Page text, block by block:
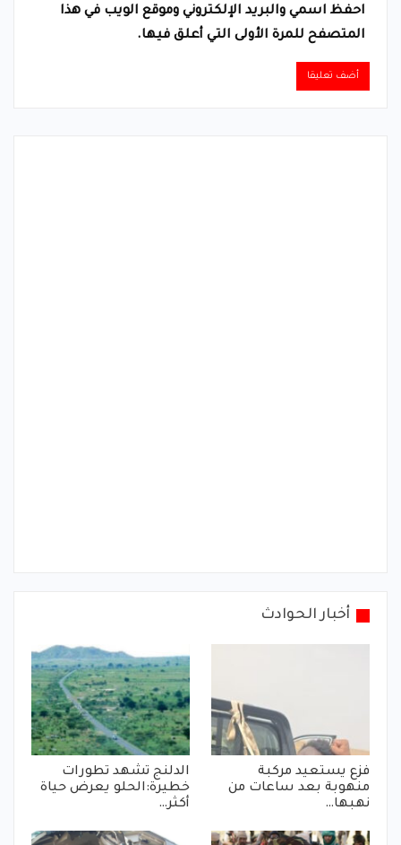
احفظ اسمي والبريد الإلكتروني وموقع الويب في هذا
المتصفح للمرة الأولى التي أعلق فيها.
أخبار الحوادث
فزع يستعيد مركبة
منهوبة بعد ساعات من
نهبها…
الدلنج تشهد تطورات
خطيرة:الحلو يعرض حياة
أكثر…